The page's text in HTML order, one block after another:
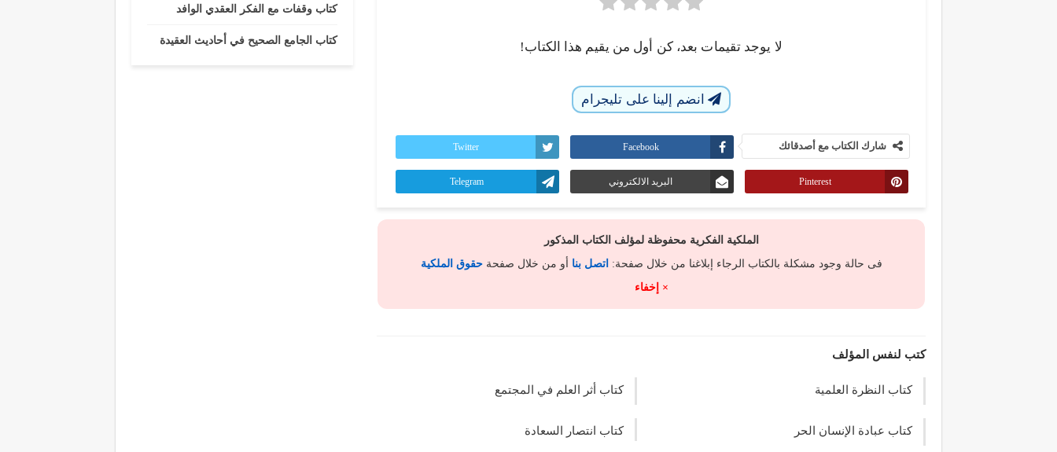
لا يوجد تقيمات بعد، كن أول من يقيم هذا الكتاب!
انضم إلينا على تليجرام
شارك الكتاب مع أصدقائك Facebook
Twitter
Pinterest البريد الالكتروني Telegram
الملكية الفكرية محفوظة لمؤلف الكتاب المذكور
فى حالة وجود مشكلة بالكتاب الرجاء إبلاغنا من خلال صفحة: اتصل بنا أو من خلال صفحةحقوق الملكية
× إخفاء
كتب لنفس المؤلف
كتاب النظرة العلمية كتاب أثر العلم في المجتمع
كتاب عبادة الإنسان الحر كتاب انتصار السعادة
كتاب وقفات مع الفكر العقدي الوافد
كتاب الجامع الصحيح في أحاديث العقيدة